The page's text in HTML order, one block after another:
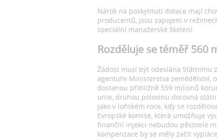
Nárok na poskytnutí dotace mají
producentů, jsou zapojeni v
speciální manažerské školení.
Rozděluje se téměř 560
Žádost musí být odeslána
agentuře Ministerstva zemědělství,
dostanou přibližně 559 milionů
unie, druhou polovinu dorovná
jako v loňském roce, kdy se
Evropské komise, která umožňuje
finanční injekci nebudou pěstitelé
kompenzace by se měly začít